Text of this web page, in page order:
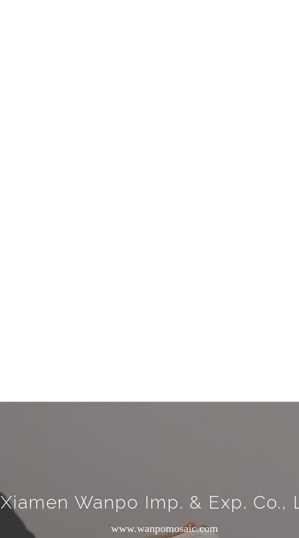
Xiamen Wanpo Imp. & Exp. Co.,
www.wanpomosaic.com